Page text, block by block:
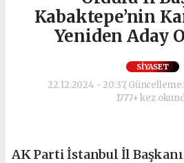
Kabaktepe’nin
Yeniden Aday
SIYASET
22.12.2024 - 20:37,
1777+ kez
AK Parti İstanbul İl